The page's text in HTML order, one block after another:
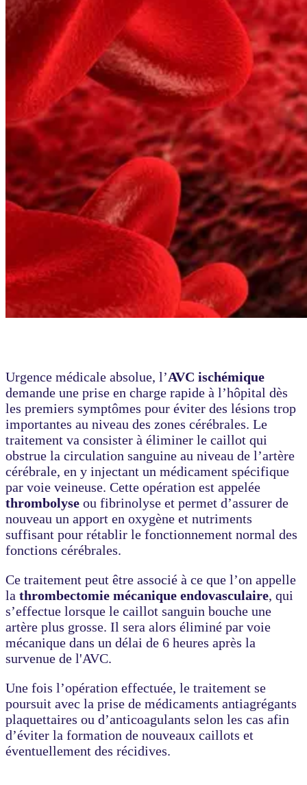
Urgence médicale absolue, l’AVC ischémique
demande une prise en charge rapide à l’hôpital dès
les premiers symptômes pour éviter des lésions trop
importantes au niveau des zones cérébrales. Le
traitement va consister à éliminer le caillot qui
obstrue la circulation sanguine au niveau de l’artère
cérébrale, en y injectant un médicament spécifique
par voie veineuse. Cette opération est appelée
thrombolyse ou fibrinolyse et permet d’assurer de
nouveau un apport en oxygène et nutriments
suffisant pour rétablir le fonctionnement normal des
fonctions cérébrales.
Ce traitement peut être associé à ce que l’on appelle
la thrombectomie mécanique endovasculaire, qui
s’effectue lorsque le caillot sanguin bouche une
artère plus grosse. Il sera alors éliminé par voie
mécanique dans un délai de 6 heures après la
survenue de l'AVC.
Une fois l’opération effectuée, le traitement se
poursuit avec la prise de médicaments antiagrégants
plaquettaires ou d’anticoagulants selon les cas afin
d’éviter la formation de nouveaux caillots et
éventuellement des récidives.